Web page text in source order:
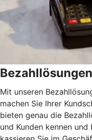
Mit unseren
machen Sie Ihrer
bieten genau die
und Kunden kennen